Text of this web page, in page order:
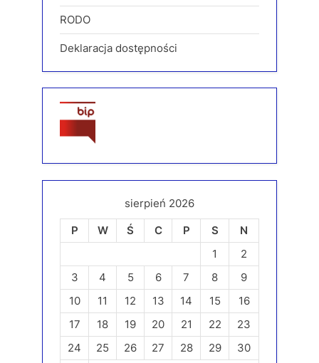
RODO
Deklaracja dostępności
sierpień 2026
P
W Ś C P S
N
1
2
3
4 5 6 7 8
9
10
11 12 13 14 15
16
17
18 19 20 21 22
23
24
25 26 27 28 29
30